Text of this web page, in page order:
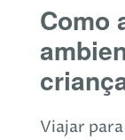
Como
Viajar